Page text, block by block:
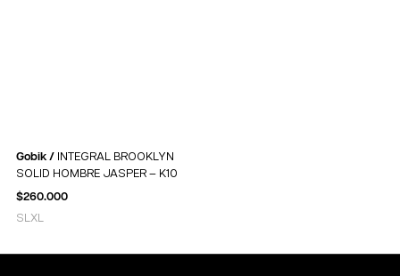
Gobik /
INTEGRAL BROOKLYN
SOLID HOMBRE JASPER – K10
$260.000
S LXL